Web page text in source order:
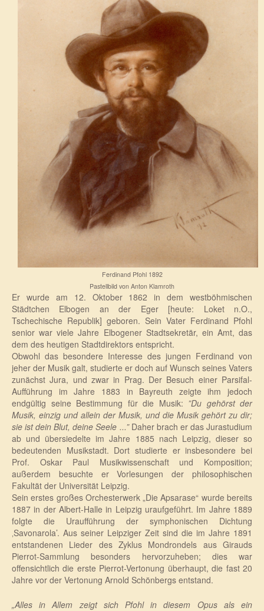
Ferdinand Pfohl 1892
Pastellbild von Anton Klamroth
Er wurde am 12. Oktober 1862 in dem westböhmischen
Städtchen Elbogen an der Eger [heute: Loket n.O.,
Tschechische Republik] geboren. Sein Vater Ferdinand Pfohl
senior war viele Jahre Elbogener Stadtsekretär, ein Amt, das
dem des heutigen Stadtdirektors entspricht.
Obwohl das besondere Interesse des jungen Ferdinand von
jeher der Musik galt, studierte er doch auf Wunsch seines Vaters
zunächst Jura, und zwar in Prag. Der Besuch einer Parsifal-
Aufführung im Jahre 1883 in Bayreuth zeigte ihm jedoch
endgültig seine Bestimmung für die Musik: ”Du gehörst der
Musik, einzig und allein der Musik, und die Musik gehört zu dir;
sie ist dein Blut, deine Seele ...”Daher brach er das Jurastudium
ab und übersiedelte im Jahre 1885 nach Leipzig, dieser so
bedeutenden Musikstadt. Dort studierte er insbesondere bei
Prof. Oskar Paul Musikwissenschaft und Komposition;
außerdem besuchte er Vorlesungen der philosophischen
Fakultät der Universität Leipzig.
Sein erstes großes Orchesterwerk „Die Apsarase“ wurde bereits
1887 in der Albert-Halle in Leipzig uraufgeführt. Im Jahre 1889
folgte die Uraufführung der symphonischen Dichtung
‚Savonarola’. Aus seiner Leipziger Zeit sind die im Jahre 1891
entstandenen Lieder des Zyklus Mondrondels aus Girauds
Pierrot-Sammlung besonders hervorzuheben; dies war
offensichtlich die erste Pierrot-Vertonung überhaupt, die fast 20
Jahre vor der Vertonung Arnold Schönbergs entstand.
„Alles in Allem zeigt sich Pfohl in diesem Opus als ein